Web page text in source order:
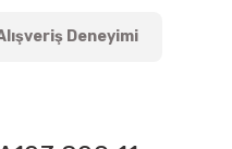
Deneyimi